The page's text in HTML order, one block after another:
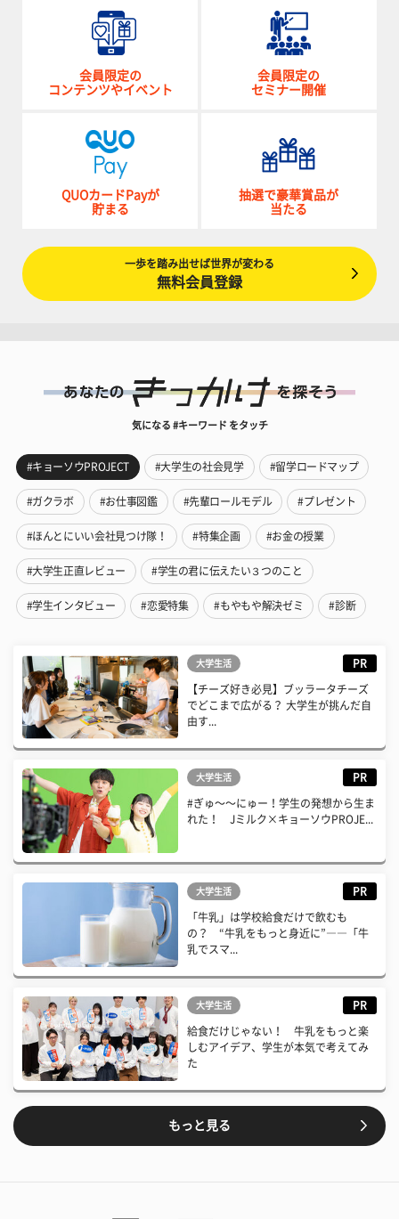
会員限定の
コンテンツやイベント
会員限定の
セミナー開催
QUOカードPayが
貯まる
抽選で豪華賞品が
当たる
一歩を踏み出せば世界が変わる
無料会員登録
気になる #キーワード をタッチ
#キョーソウPROJECT #大学生の社会見学 #留学ロードマップ
#ガクラボ #お仕事図鑑 #先輩ロールモデル #プレゼント
#ほんとにいい会社見つけ隊！ #特集企画 #お金の授業
#大学生正直レビュー #学生の君に伝えたい３つのこと
#学生インタビュー #恋愛特集 #もやもや解決ゼミ #診断
大学生活 PR
【チーズ好き必見】ブッラータチーズ
でどこまで広がる？ 大学生が挑んだ自
由す...
大学生活 PR
#ぎゅ〜〜にゅー！学生の発想から生ま
れた！ Jミルク×キョーソウPROJE...
大学生活 PR
「牛乳」は学校給食だけで飲むも
の？ “牛乳をもっと身近に”――「牛
乳でスマ...
大学生活 PR
給食だけじゃない！ 牛乳をもっと楽
しむアイデア、学生が本気で考えてみ
た
もっと見る